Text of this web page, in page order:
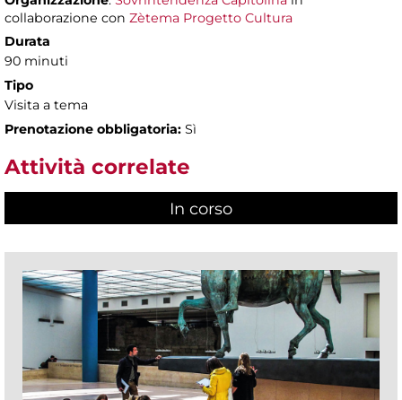
collaborazione con Zètema Progetto Cultura
Durata
90 minuti
Tipo
Visita a tema
Prenotazione obbligatoria: Sì
Attività correlate
In corso